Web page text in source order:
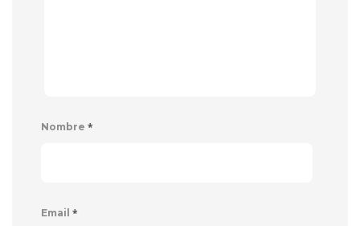
Nombre *
Email *